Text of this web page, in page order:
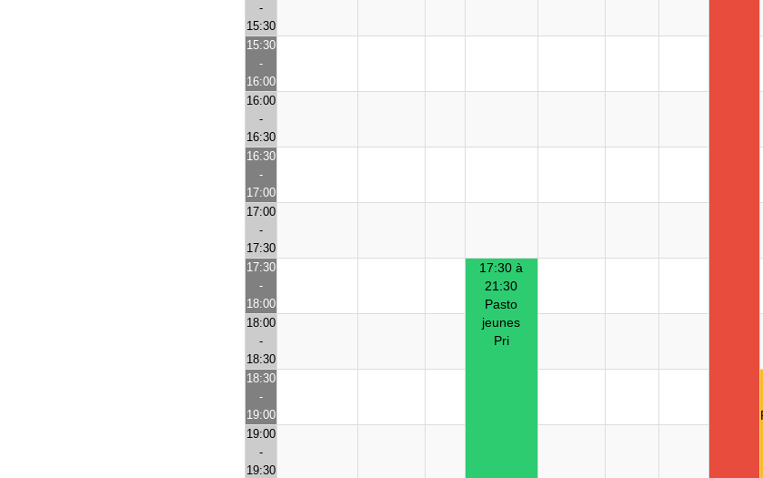
-
15:30
15:30
-
16:00
16:00
-
16:30
16:30
-
17:00
17:00
-
17:30
17:30
-
18:00
17:30 à
21:30
Pasto
jeunes
Pri
18:00
-
18:30
18:30
-
19:00
19:00
-
19:30